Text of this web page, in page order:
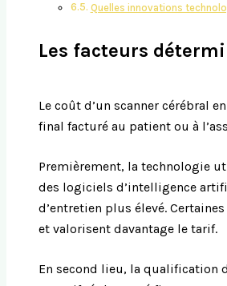
Quelles innovations
Les facteurs
Le coût d’un scanner cérébral
final facturé au patient ou à
Premièrement, la technologie
des logiciels d’intelligence
d’entretien plus élevé.
et valorisent davantage le tarif.
En second lieu, la qualification